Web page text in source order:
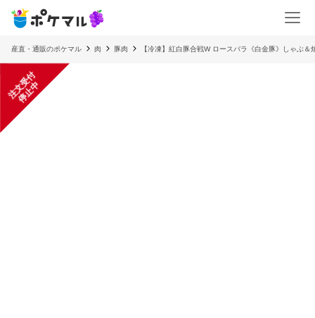
産直・通販のポケマル 肉 豚肉 【冷凍】紅白豚合戦W ロースバラ《白金豚》しゃぶ＆
注
文
受
付
停
止
中